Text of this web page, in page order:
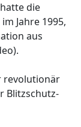
die
Jahre 1995,
aus
revolutionär
Blitzschutz-